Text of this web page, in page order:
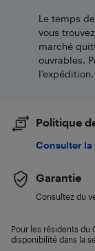
Le temps
vous
marché
ouvrables.
l’expédition.
Politique
Consulter
Garantie
Consultez du
Pour les résidents du
disponibilité dans la